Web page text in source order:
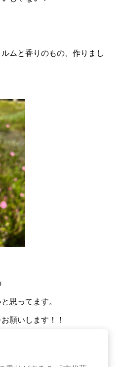
ムと香りのもの、作りまし
思ってます。
願いします！！